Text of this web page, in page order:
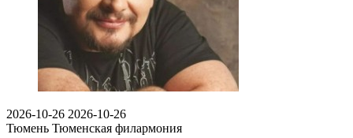
2026-10-26 2026-10-26
Тюмень Тюменская филармония